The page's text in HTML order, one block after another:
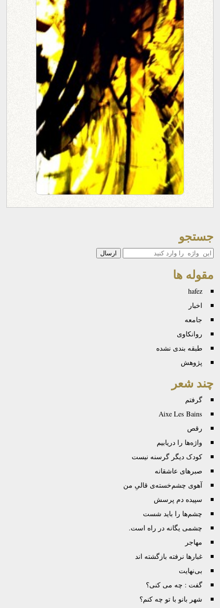
جستجو
جستجو
مقوله ها
hafez
اخبار
جامعه
روانكاوی
طبقه بندی نشده
پژوهش
چند شعر
گرفتم
Aixe Les Bains
رقص
واژه‌ها را دریابیم
کودک دیگر گرسنه نیست
صبرهای عاشقانه
آهوی چشم‌خسته‌ی قالیِ من
سپیده دم پرسش
چشم‌ها را باید شست
چشمی یگانه در راه است.
مهاجر
غبارها نرفته بازگشته اند
بی‌نهایت
گفت : چه می کنی؟
شهر بانو با تو چه کنم؟